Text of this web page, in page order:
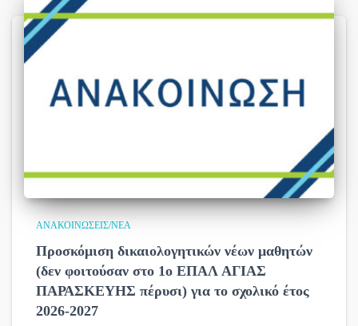
ΑΝΑΚΟΙΝΏΣΕΙΣ/ΝΈΑ
Προσκόμιση δικαιολογητικών νέων μαθητών
(δεν φοιτούσαν στο 1ο ΕΠΑΛ ΑΓΙΑΣ
ΠΑΡΑΣΚΕΥΗΣ πέρυσι) για το σχολικό έτος
2026-2027